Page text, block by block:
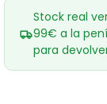
Stock real
99€ a la
para